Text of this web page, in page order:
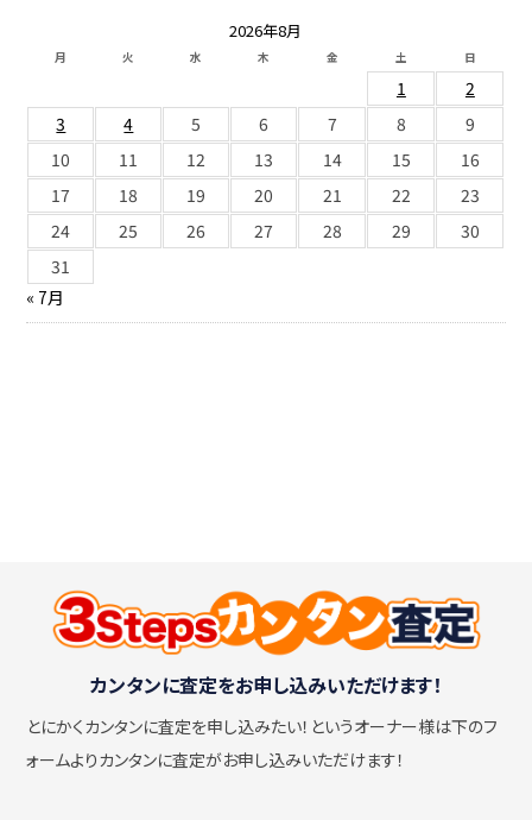
2026年8月
月 火 水 木 金 土 日
1
2
3
4 5 6 7 8
9
10
11 12 13 14 15
16
17
18 19 20 21 22
23
24
25 26 27 28 29
30
31
« 7月
カンタンに査定をお申し込みいただけます！
とにかくカンタンに査定を申し込みたい！ というオーナー様は下のフ
ォームよりカンタンに査定がお申し込みいただけます！